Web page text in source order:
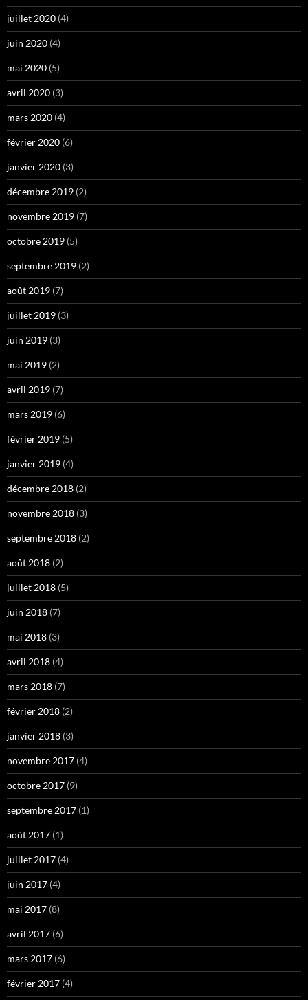
juillet 2020 (4)
juin 2020 (4)
mai 2020 (5)
avril 2020 (3)
mars 2020 (4)
février 2020 (6)
janvier 2020 (3)
décembre 2019 (2)
novembre 2019 (7)
octobre 2019 (5)
septembre 2019 (2)
août 2019 (7)
juillet 2019 (3)
juin 2019 (3)
mai 2019 (2)
avril 2019 (7)
mars 2019 (6)
février 2019 (5)
janvier 2019 (4)
décembre 2018 (2)
novembre 2018 (3)
septembre 2018 (2)
août 2018 (2)
juillet 2018 (5)
juin 2018 (7)
mai 2018 (3)
avril 2018 (4)
mars 2018 (7)
février 2018 (2)
janvier 2018 (3)
novembre 2017 (4)
octobre 2017 (9)
septembre 2017 (1)
août 2017 (1)
juillet 2017 (4)
juin 2017 (4)
mai 2017 (8)
avril 2017 (6)
mars 2017 (6)
février 2017 (4)